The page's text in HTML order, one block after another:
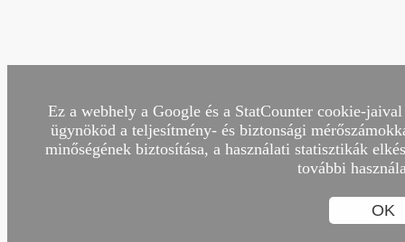
Ez a webhely a Google és a StatCounter cookie-
ügynököd a teljesítmény- és biztonsági
minőségének biztosítása, a használati statisztikák
további